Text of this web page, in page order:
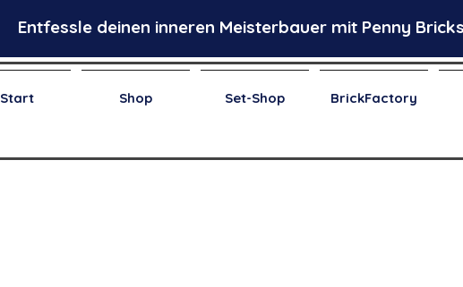
Entfessle deinen inneren Meisterbauer mit Penny
Start Shop Set-Shop BrickFactory